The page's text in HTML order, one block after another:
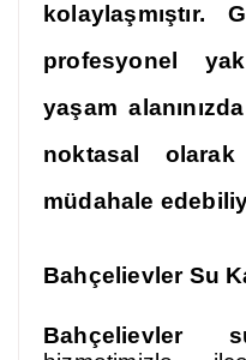
kolaylaşmıştır.
profesyonel
yaşam
noktasal
müdahale
Bahçelievler Su
Bahçelievler